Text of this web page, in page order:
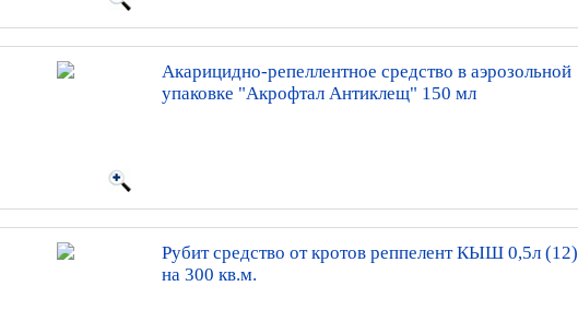
Акарицидно-репеллентное средство в аэрозольной
упаковке "Акрофтал Антиклещ" 150 мл
Рубит средство от кротов реппелент КЫШ 0,5л (12)
на 300 кв.м.